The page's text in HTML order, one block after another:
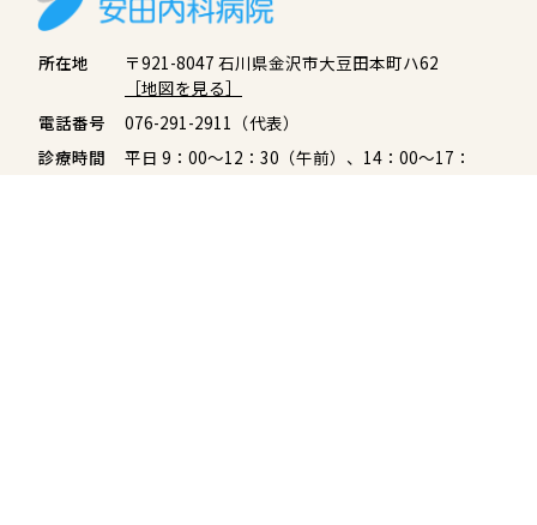
所在地
〒921-8047 石川県金沢市大豆田本町ハ62
［地図を見る］
電話番号
076-291-2911（代表）
診療時間
平日 9：00〜12：30（午前）、14：00〜17：